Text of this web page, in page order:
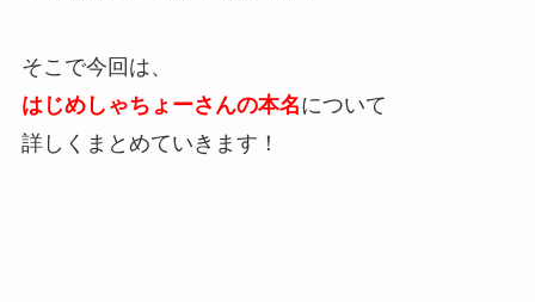
そこで今回は、
はじめしゃちょーさんの本名について
詳しくまとめていきます！